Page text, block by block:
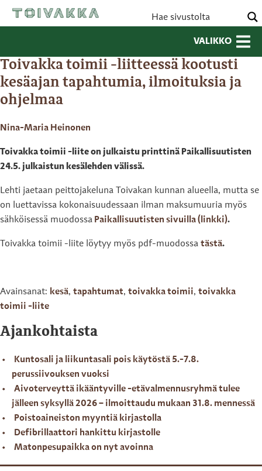
VALIKKO
Toivakka toimii -liitteessä kootusti
kesäajan tapahtumia, ilmoituksia ja
ohjelmaa
Nina-Maria Heinonen
Toivakka toimii -liite on julkaistu printtinä Paikallisuutisten
24.5. julkaistun kesälehden välissä.
Lehti jaetaan peittojakeluna Toivakan kunnan alueella, mutta se
on luettavissa kokonaisuudessaan ilman maksumuuria myös
sähköisessä muodossa Paikallisuutisten sivuilla (linkki).
Toivakka toimii -liite löytyy myös pdf-muodossa tästä.
Avainsanat: kesä, tapahtumat, toivakka toimii, toivakka
toimii -liite
Ajankohtaista
Kuntosali ja liikuntasali pois käytöstä 5.-7.8.
perussiivouksen vuoksi
Aivoterveyttä ikääntyville -etävalmennusryhmä tulee
jälleen syksyllä 2026 – ilmoittaudu mukaan 31.8. mennessä
Poistoaineiston myyntiä kirjastolla
Defibrillaattori hankittu kirjastolle
Matonpesupaikka on nyt avoinna